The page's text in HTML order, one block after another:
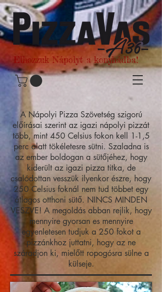
Elhozzuk Nápolyt a konyhádba!
A Nápolyi Pizza Szövetség szigorú
előírásai szerint az igazi nápolyi pizzát
több, mint 450 Celsius fokon kell 1-1,5
perc alatt tökéletesre sütni. Szaladna is
az ember boldogan a sütőjéhez, hogy
kiderült az igazi pizza titka, de
csalódottan vesszük ilyenkor észre, hogy
250 Celsius foknál nem tud többet egy
átlagos otthoni sütő. NINCS MINDEN
VESZVE! A megoldás abban rejlik, hogy
mennyire gyorsan es mennyire
egyenletesen tudjuk a 250 fokot a
pizzánkhoz juttatni, hogy az ne
száradjon ki, mielőtt ropogósra sülne a
külseje.